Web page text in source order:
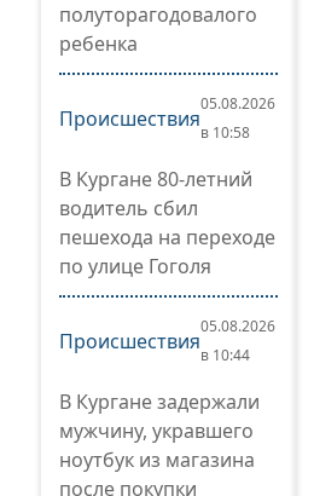
полуторагодовалого
ребенка
Происшествия
05.08.2026
в 10:58
В Кургане 80-летний
водитель сбил
пешехода на переходе
по улице Гоголя
Происшествия
05.08.2026
в 10:44
В Кургане задержали
мужчину, укравшего
ноутбук из магазина
после покупки